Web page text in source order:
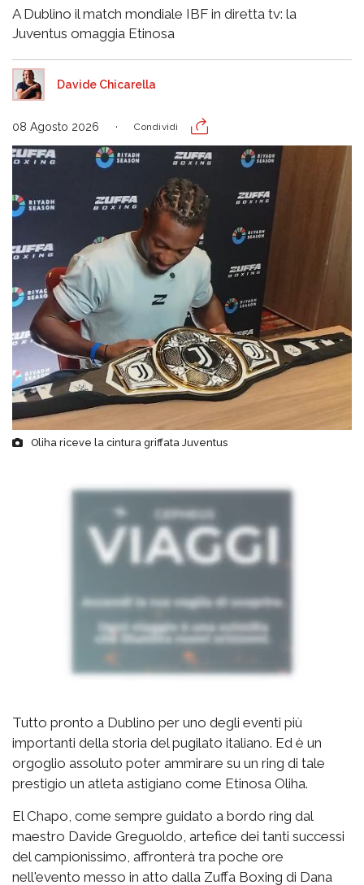
A Dublino il match mondiale IBF in diretta tv: la
Juventus omaggia Etinosa
Davide Chicarella
08 Agosto 2026 Condividi
Oliha riceve la cintura griffata Juventus
Tutto pronto a Dublino per uno degli eventi più
importanti della storia del pugilato italiano. Ed è un
orgoglio assoluto poter ammirare su un ring di tale
prestigio un atleta astigiano come Etinosa Oliha.
El Chapo, come sempre guidato a bordo ring dal
maestro Davide Greguoldo, artefice dei tanti successi
del campionissimo, affronterà tra poche ore
nell'evento messo in atto dalla Zuffa Boxing di Dana